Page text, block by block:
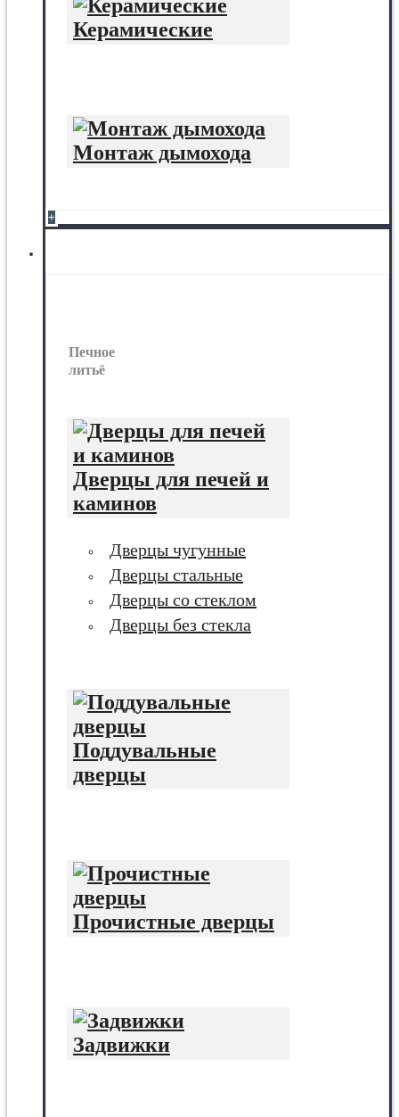
Керамические
Монтаж дымохода
+
Печное
литьё
Дверцы для печей и
каминов
Дверцы чугунные
Дверцы стальные
Дверцы со стеклом
Дверцы без стекла
Поддувальные
дверцы
Прочистные дверцы
Задвижки